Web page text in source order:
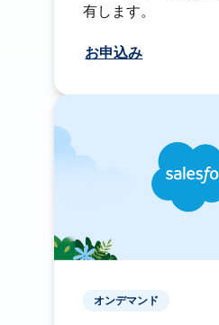
有します。
お申込み
オンデマンド